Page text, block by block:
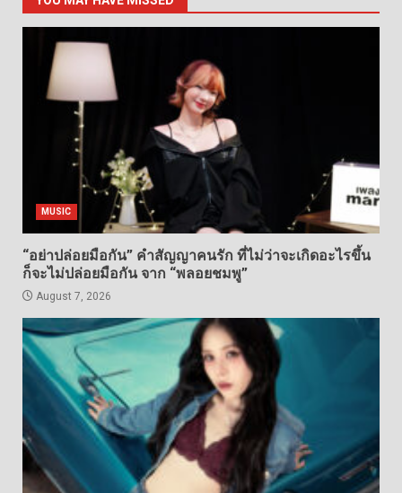
MUSIC
“อย่าปล่อยมือกัน” คำสัญญาคนรัก ที่ไม่ว่าจะเกิดอะไรขึ้น
ก็จะไม่ปล่อยมือกัน จาก “พลอยชมพู”
August 7, 2026